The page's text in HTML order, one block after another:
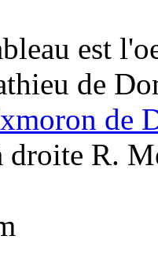
est
de
de
droite R.